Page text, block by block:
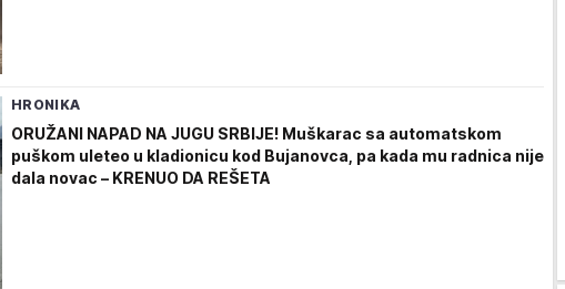
HRONIKA
ORUŽANI NAPAD NA JUGU SRBIJE! Muškarac sa automatskom
puškom uleteo u kladionicu kod Bujanovca, pa kada mu radnica nije
dala novac – KRENUO DA REŠETA